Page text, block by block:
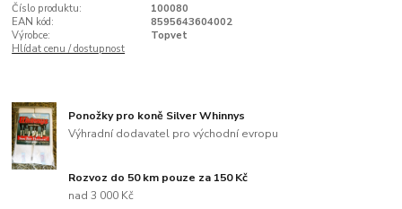
Číslo produktu:
100080
EAN kód:
8595643604002
Výrobce:
Topvet
Hlídat cenu / dostupnost
Ponožky pro koně Silver Whinnys
Výhradní dodavatel pro východní evropu
Rozvoz do 50 km pouze za 150 Kč
nad 3 000 Kč